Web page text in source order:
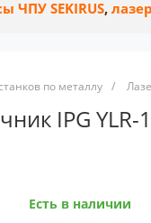
ЧПУ SEKIRUS,
по металлу /
IPG YLR-
Есть в наличии